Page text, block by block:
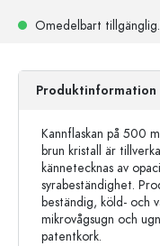
Omedelbart tillgänglig.
Produktinformation
Kannflaskan på 500
brun kristall är
kännetecknas av
syrabeständighet.
beständig, köld- och
mikrovågsugn och
patentkork.